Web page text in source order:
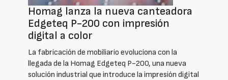
Homag lanza la nueva canteadora
Edgeteq P-200 con impresión
digital a color
La fabricación de mobiliario evoluciona con la
llegada de la Homag Edgeteq P-200, una nueva
solución industrial que introduce la impresión digital